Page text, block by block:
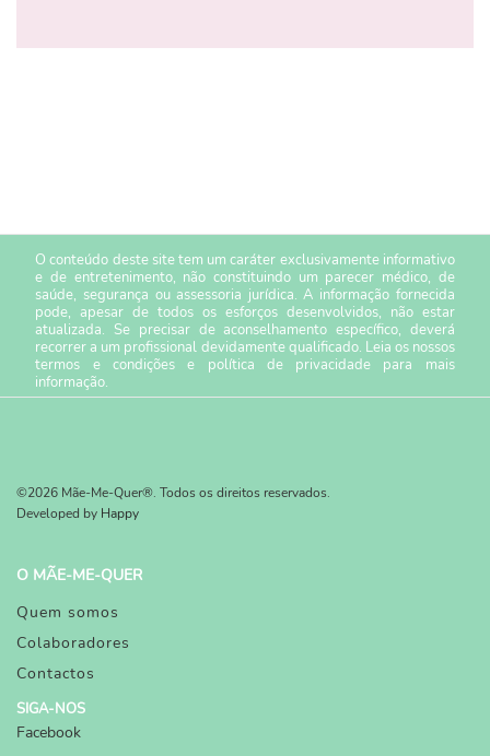
O conteúdo deste site tem um caráter exclusivamente informativo
e de entretenimento, não constituindo um parecer médico, de
saúde, segurança ou assessoria jurídica. A informação fornecida
pode, apesar de todos os esforços desenvolvidos, não estar
atualizada. Se precisar de aconselhamento específico, deverá
recorrer a um profissional devidamente qualificado. Leia os nossos
termos e condiçõese política de privacidade para mais
informação.
©2026 Mãe-Me-Quer®. Todos os direitos reservados.
Developed by Happy
O MÃE-ME-QUER
Quem somos
Colaboradores
Contactos
SIGA-NOS
Facebook